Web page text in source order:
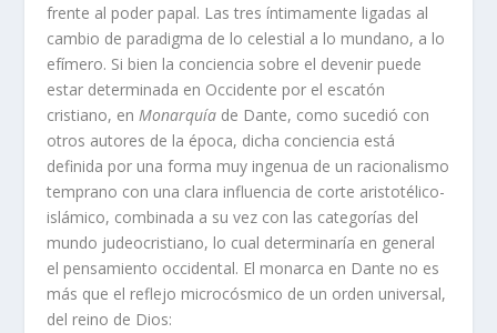
frente al poder papal. Las tres íntimamente ligadas al
cambio de paradigma de lo celestial a lo mundano, a lo
efímero. Si bien la conciencia sobre el devenir puede
estar determinada en Occidente por el escatón
cristiano, en Monarquía de Dante, como sucedió con
otros autores de la época, dicha conciencia está
definida por una forma muy ingenua de un racionalismo
temprano con una clara influencia de corte aristotélico-
islámico, combinada a su vez con las categorías del
mundo judeocristiano, lo cual determinaría en general
el pensamiento occidental. El monarca en Dante no es
más que el reflejo microcósmico de un orden universal,
del reino de Dios: